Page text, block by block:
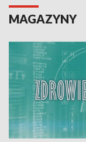
MAGAZYNY